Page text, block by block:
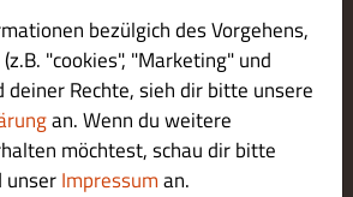
bezülgich des Vorgehens,
"cookies", "Marketing" und
deiner Rechte, sieh dir bitte unsere
an. Wenn du weitere
möchtest, schau dir bitte
unserImpressuman.